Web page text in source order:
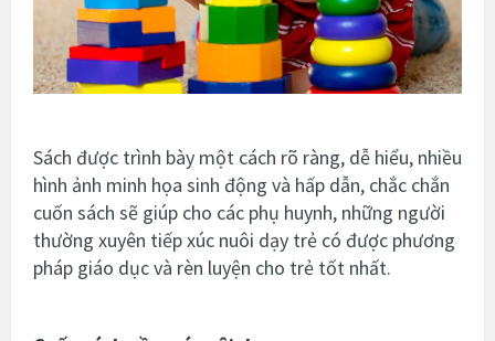
Sách được trình bày một cách rõ ràng, dễ hiểu, nhiều
hình ảnh minh họa sinh động và hấp dẫn, chắc chắn
cuốn sách sẽ giúp cho các phụ huynh, những người
thường xuyên tiếp xúc nuôi dạy trẻ có được phương
pháp giáo dục và rèn luyện cho trẻ tốt nhất.